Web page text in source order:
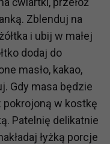
Zblenduj na
i ubij w małej
dodaj do
masło, kakao,
Gdy masa będzie
pokrojoną w kostkę
Patelnię delikatnie
łyżką porcje